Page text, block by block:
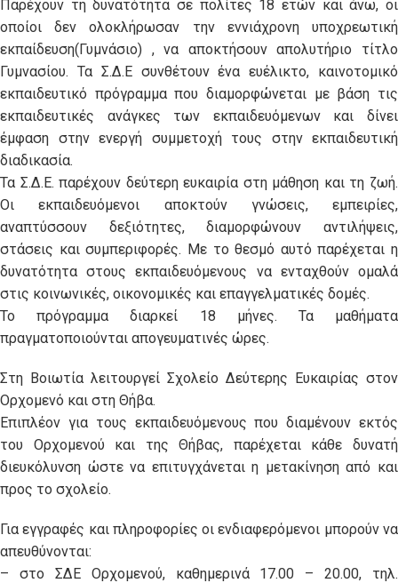
Παρέχουν τη δυνατότητα σε πολίτες 18 ετών και άνω, οι
οποίοι δεν ολοκλήρωσαν την εννιάχρονη υποχρεωτική
εκπαίδευση(Γυμνάσιο) , να αποκτήσουν απολυτήριο τίτλο
Γυμνασίου. Τα Σ.Δ.Ε συνθέτουν ένα ευέλικτο, καινοτομικό
εκπαιδευτικό πρόγραμμα που διαμορφώνεται με βάση τις
εκπαιδευτικές ανάγκες των εκπαιδευόμενων και δίνει
έμφαση στην ενεργή συμμετοχή τους στην εκπαιδευτική
διαδικασία.
Τα Σ.Δ.Ε. παρέχουν δεύτερη ευκαιρία στη μάθηση και τη ζωή.
Οι εκπαιδευόμενοι αποκτούν γνώσεις, εμπειρίες,
αναπτύσσουν δεξιότητες, διαμορφώνουν αντιλήψεις,
στάσεις και συμπεριφορές. Με το θεσμό αυτό παρέχεται η
δυνατότητα στους εκπαιδευόμενους να ενταχθούν ομαλά
στις κοινωνικές, οικονομικές και επαγγελματικές δομές.
Το πρόγραμμα διαρκεί 18 μήνες. Τα μαθήματα
πραγματοποιούνται απογευματινές ώρες.
Στη Βοιωτία λειτουργεί Σχολείο Δεύτερης Ευκαιρίας στον
Ορχομενό και στη Θήβα.
Επιπλέον για τους εκπαιδευόμενους που διαμένουν εκτός
του Ορχομενού και της Θήβας, παρέχεται κάθε δυνατή
διευκόλυνση ώστε να επιτυγχάνεται η μετακίνηση από και
προς το σχολείο.
Για εγγραφές και πληροφορίες οι ενδιαφερόμενοι μπορούν να
απευθύνονται:
– στο ΣΔΕ Ορχομενού, καθημερινά 17.00 – 20.00, τηλ.